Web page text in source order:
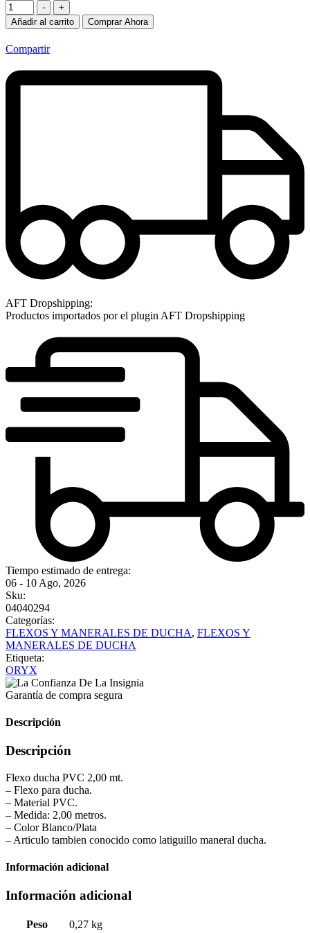
-
+
Añadir al carrito
Comprar Ahora
Compartir
AFT Dropshipping:
Productos importados por el plugin AFT Dropshipping
Tiempo estimado de entrega:
06 - 10 Ago, 2026
Sku:
04040294
Categorías:
FLEXOS Y MANERALES DE DUCHA, FLEXOS Y
MANERALES DE DUCHA
Etiqueta:
ORYX
Garantía de compra segura
Descripción
Descripción
Flexo ducha PVC 2,00 mt.
– Flexo para ducha.
– Material PVC.
– Medida: 2,00 metros.
– Color Blanco/Plata
– Articulo tambien conocido como latiguillo maneral ducha.
Información adicional
Información adicional
Peso
0,27 kg